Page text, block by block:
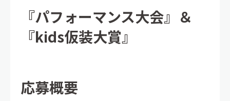
『パフォーマンス大会』＆
『kids仮装大賞』
応募概要